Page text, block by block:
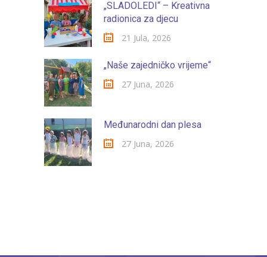
„SLADOLEDI“ – Kreativna
radionica za djecu
21 Jula, 2026
„Naše zajedničko vrijeme“
27 Juna, 2026
Međunarodni dan plesa
27 Juna, 2026